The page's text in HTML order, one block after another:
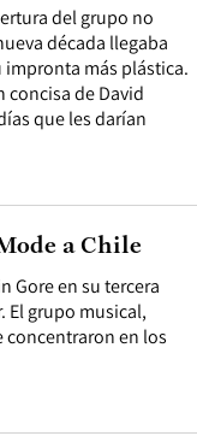
del grupo no
década llegaba
más plástica.
de David
que les darían
Gore en su tercera
El grupo musical,
concentraron en los
a Chile